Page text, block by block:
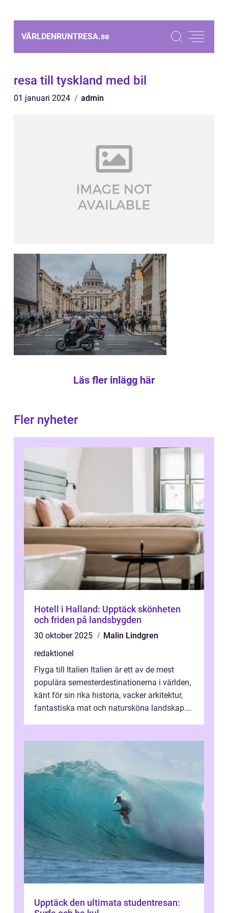
VÄRLDENRUNTRESA.se
resa till tyskland med bil
01 januari 2024 admin
Läs fler inlägg här
Fler nyheter
Hotell i Halland: Upptäck skönheten
och friden på landsbygden
30 oktober 2025
Malin Lindgren
redaktionel
Flyga till Italien Italien är ett av de mest
populära semesterdestinationerna i världen,
känt för sin rika historia, vacker arkitektur,
fantastiska mat och natursköna landskap.
Upptäck den ultimata studentresan: